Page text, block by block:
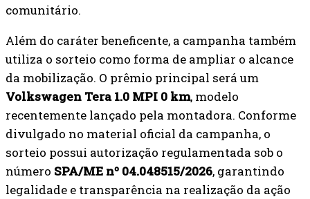
comunitário.
Além do caráter beneficente, a campanha também
utiliza o sorteio como forma de ampliar o alcance
da mobilização. O prêmio principal será um
Volkswagen Tera 1.0 MPI 0 km, modelo
recentemente lançado pela montadora. Conforme
divulgado no material oficial da campanha, o
sorteio possui autorização regulamentada sob o
número SPA/ME nº 04.048515/2026, garantindo
legalidade e transparência na realização da ação